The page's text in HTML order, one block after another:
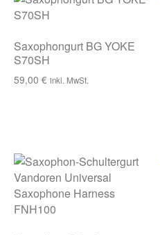
Saxophongurt BG YOKE
S70SH
59,00 € inkl. MwSt.